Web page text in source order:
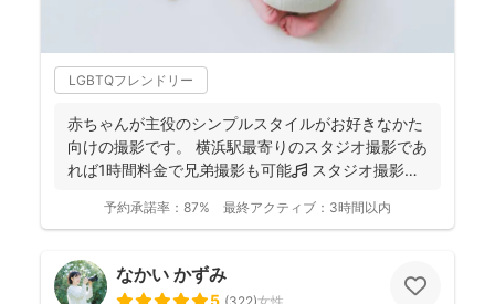
LGBTQフレンドリー
赤ちゃんが主役のシンプルスタイルがお好きなかた
向けの撮影です。 横浜駅最寄りのスタジオ撮影であ
れば1時間料金で兄弟撮影も可能🎵 スタジオ撮影に
予約承諾率： 87% 最終アクティブ： 3時間以内
なかい かずみ
5